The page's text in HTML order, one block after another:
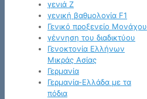
γενιά Z
γενική βαθμολογία F1
Γενικό προξενείο Μονάχου
γέννηση του διαδικτύου
Γενοκτονία Ελλήνων
Μικράς Ασίας
Γερμανία
Γερμανία-Ελλάδα με τα
πόδια